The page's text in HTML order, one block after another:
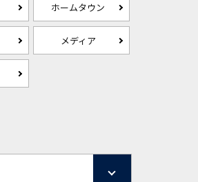
ホームタウン
メディア